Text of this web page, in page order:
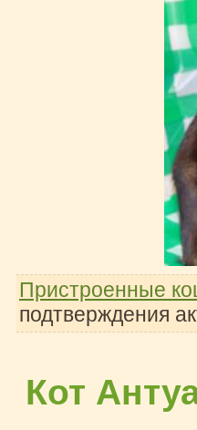
Пристроенные
подтверждения
Кот